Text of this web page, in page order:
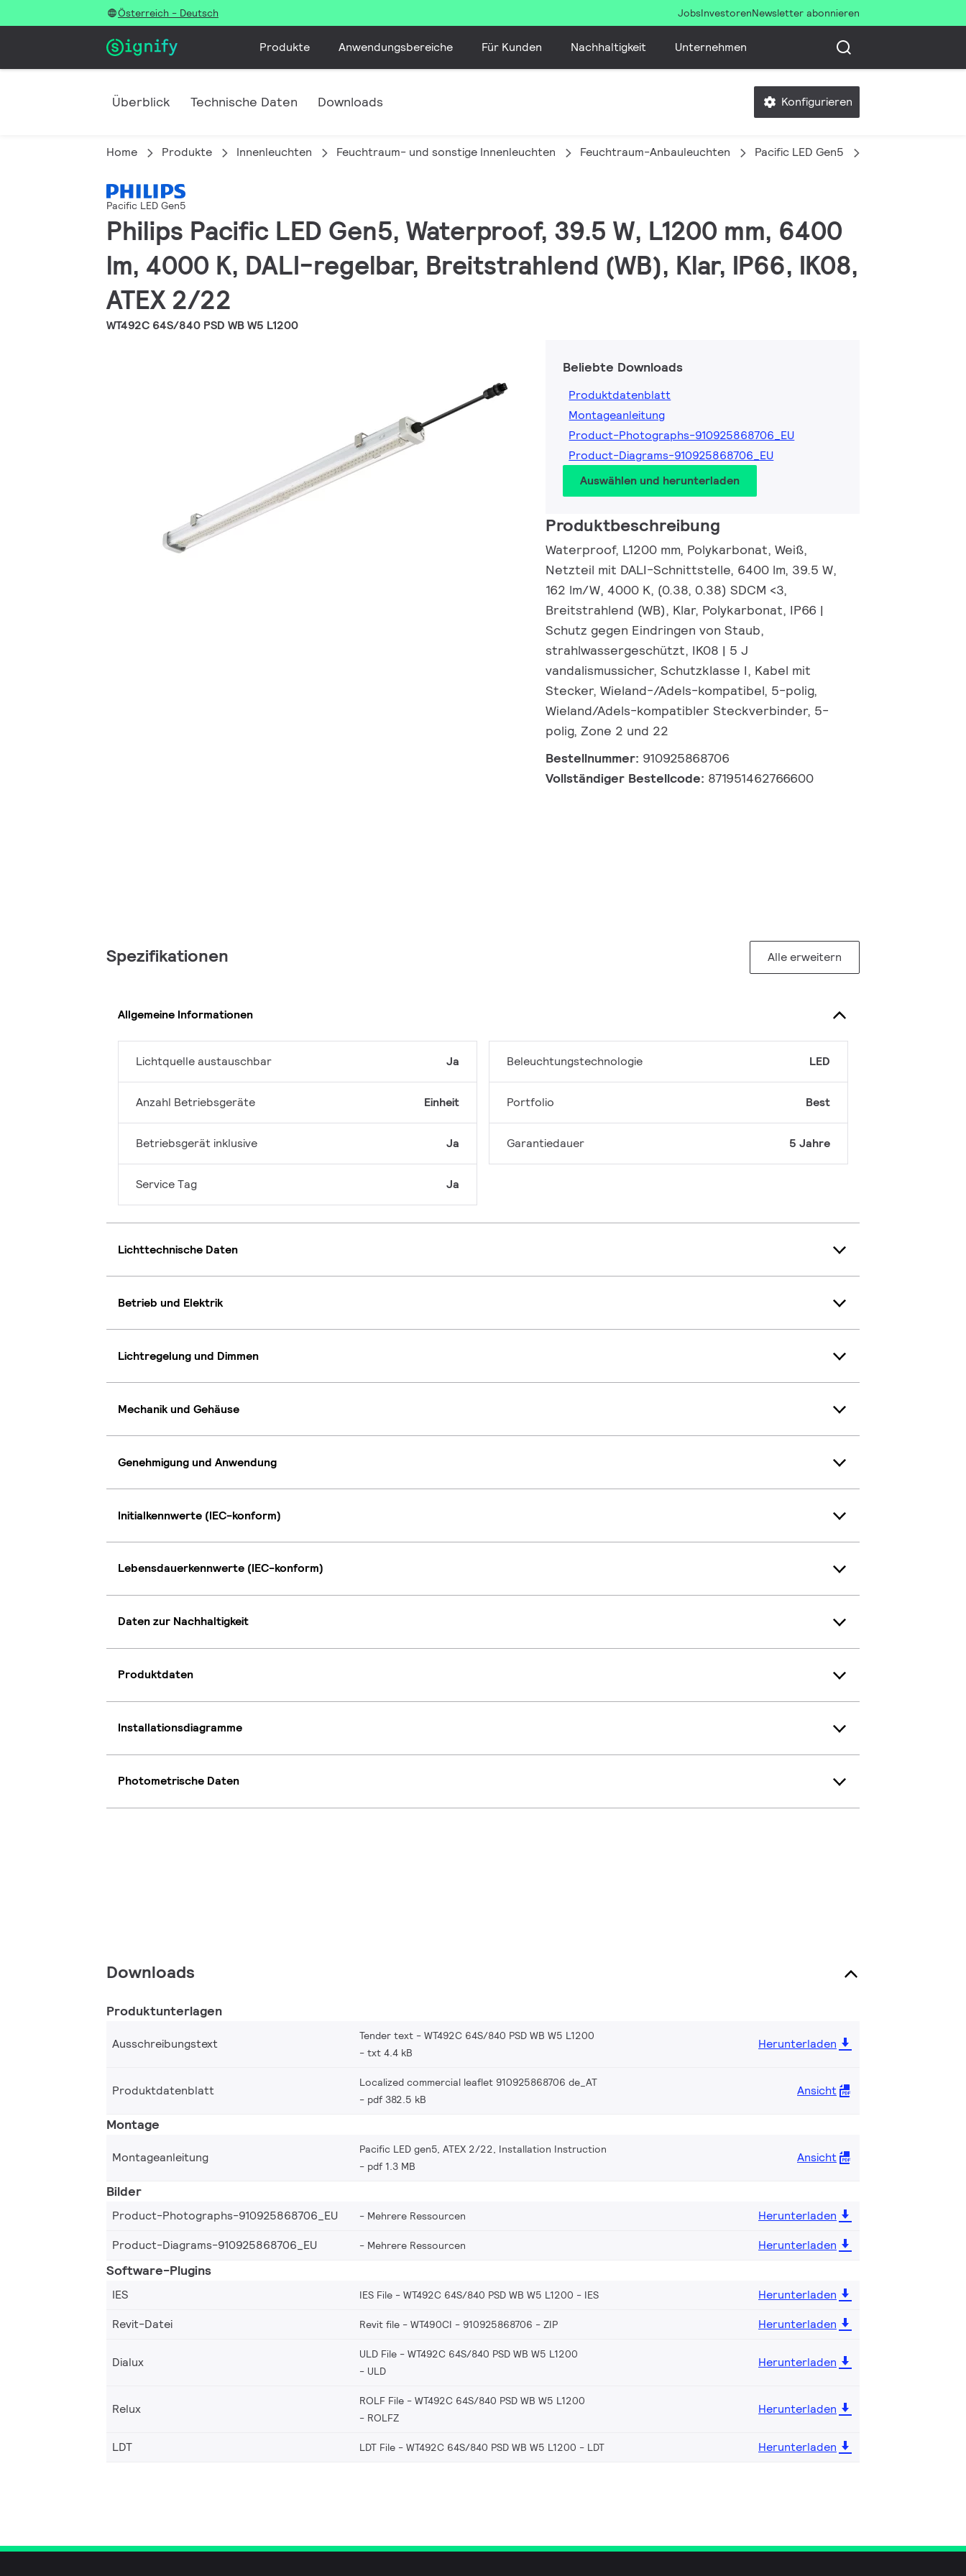
Österreich - Deutsch JobsInvestorenNewsletter abonnieren
Produkte Anwendungsbereiche Für Kunden Nachhaltigkeit Unternehmen
Überblick Technische Daten Downloads Konfigurieren
Home Produkte Innenleuchten Feuchtraum- und sonstige Innenleuchten Feuchtraum-Anbauleuchten Pacific LED Gen5
Pacific LED Gen5
Philips Pacific LED Gen5, Waterproof, 39.5 W, L1200 mm, 6400
lm, 4000 K, DALI-regelbar, Breitstrahlend (WB), Klar, IP66, IK08,
ATEX 2/22
WT492C 64S/840 PSD WB W5 L1200
Beliebte Downloads
Produktdatenblatt
Montageanleitung
Product-Photographs-910925868706_EU
Product-Diagrams-910925868706_EU
Auswählen und herunterladen
Produktbeschreibung
Waterproof, L1200 mm, Polykarbonat, Weiß,
Netzteil mit DALI-Schnittstelle, 6400 lm, 39.5 W,
162 lm/W, 4000 K, (0.38, 0.38) SDCM <3,
Breitstrahlend (WB), Klar, Polykarbonat, IP66 |
Schutz gegen Eindringen von Staub,
strahlwassergeschützt, IK08 | 5 J
vandalismussicher, Schutzklasse I, Kabel mit
Stecker, Wieland-/Adels-kompatibel, 5-polig,
Wieland/Adels-kompatibler Steckverbinder, 5-
polig, Zone 2 und 22
Bestellnummer: 910925868706
Vollständiger Bestellcode: 871951462766600
Spezifikationen Alle erweitern
Allgemeine Informationen
Lichtquelle austauschbar Ja
Anzahl Betriebsgeräte Einheit
Betriebsgerät inklusive Ja
Service Tag Ja
Beleuchtungstechnologie LED
Portfolio Best
Garantiedauer 5 Jahre
Lichttechnische Daten
Betrieb und Elektrik
Lichtregelung und Dimmen
Mechanik und Gehäuse
Genehmigung und Anwendung
Initialkennwerte (IEC-konform)
Lebensdauerkennwerte (IEC-konform)
Daten zur Nachhaltigkeit
Produktdaten
Installationsdiagramme
Photometrische Daten
Downloads
Produktunterlagen
Ausschreibungstext
Tender text - WT492C 64S/840 PSD WB W5 L1200
txt 4.4 kB
Herunterladen
Produktdatenblatt
Localized commercial leaflet 910925868706 de_AT
pdf 382.5 kB
Ansicht
Montage
Montageanleitung
Pacific LED gen5, ATEX 2/22, Installation Instruction
pdf 1.3 MB
Ansicht
Bilder
Product-Photographs-910925868706_EU Mehrere Ressourcen
Herunterladen
Product-Diagrams-910925868706_EU
Mehrere Ressourcen Herunterladen
Software-Plugins
IES IES File - WT492C 64S/840 PSD WB W5 L1200 IES
Herunterladen
Revit-Datei
Revit file - WT490CI - 910925868706 ZIP Herunterladen
Dialux
ULD File - WT492C 64S/840 PSD WB W5 L1200
ULD
Herunterladen
Relux
ROLF File - WT492C 64S/840 PSD WB W5 L1200
ROLFZ
Herunterladen
LDT LDT File - WT492C 64S/840 PSD WB W5 L1200 LDT Herunterladen